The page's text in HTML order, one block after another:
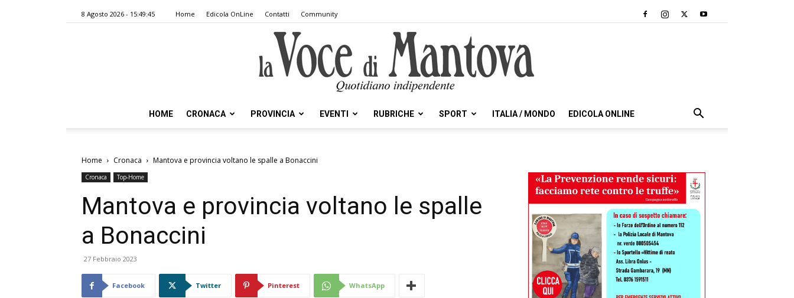
8 Agosto 2026 - 15:49:45 Home Edicola OnLine Contatti Community
Voce
HOME CRONACA PROVINCIA EVENTI RUBRICHE SPORT ITALIA / MONDO EDICOLA ONLINE
Home Cronaca Mantova e provincia voltano le spalle a Bonaccini
Cronaca Top-Home
Mantova e provincia voltano le spalle
a Bonaccini
27 Febbraio 2023
Facebook Twitter Pinterest WhatsApp